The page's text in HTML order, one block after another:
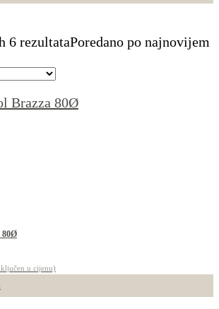
6 rezultataPoredano po najnovijem
80Ø
u cijenu)